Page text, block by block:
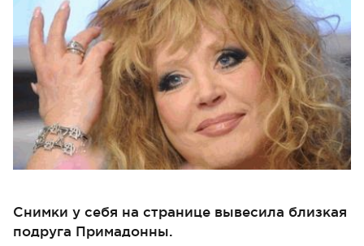
Снимки у себя на странице вывесила близкая
подруга Примадонны.